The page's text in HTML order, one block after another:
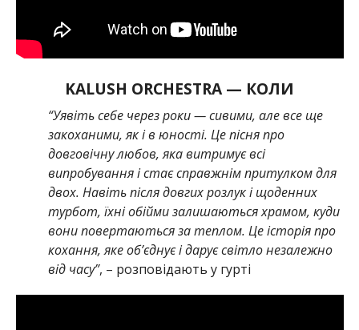
KALUSH ORCHESTRA — КОЛИ
“Уявіть себе через роки — сивими, але все ще
закоханими, як і в юності. Це пісня про
довговічну любов, яка витримує всі
випробування і стає справжнім притулком для
двох. Навіть після довгих розлук і щоденних
турбот, їхні обійми залишаються храмом, куди
вони повертаються за теплом. Це історія про
кохання, яке об’єднує і дарує світло незалежно
від часу”, – розповідають у гурті